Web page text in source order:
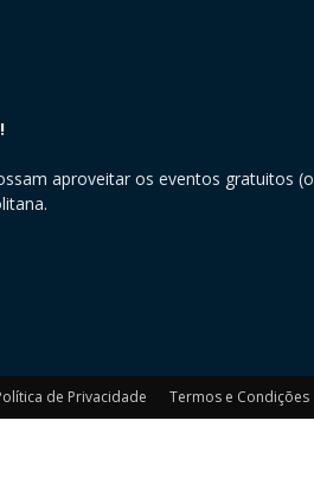
aproveitar os eventos gratuitos
de Privacidade Termos e Condições